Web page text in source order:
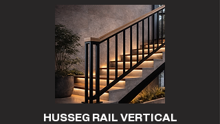
HUSSEG RAIL VERTICAL